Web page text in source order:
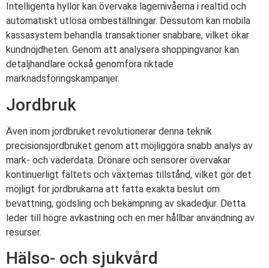
Intelligenta hyllor kan övervaka lagernivåerna i realtid och
automatiskt utlösa ombeställningar. Dessutom kan mobila
kassasystem behandla transaktioner snabbare, vilket ökar
kundnöjdheten. Genom att analysera shoppingvanor kan
detaljhandlare också genomföra riktade
marknadsföringskampanjer.
Jordbruk
Även inom jordbruket revolutionerar denna teknik
precisionsjordbruket genom att möjliggöra snabb analys av
mark- och väderdata. Drönare och sensorer övervakar
kontinuerligt fältets och växternas tillstånd, vilket gör det
möjligt för jordbrukarna att fatta exakta beslut om
bevattning, gödsling och bekämpning av skadedjur. Detta
leder till högre avkastning och en mer hållbar användning av
resurser.
Hälso- och sjukvård